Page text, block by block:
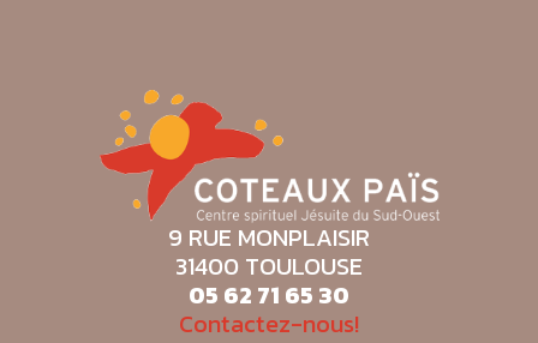
9 RUE MONPLAISIR
31400 TOULOUSE
05 62 71 65 30
Contactez-nous!